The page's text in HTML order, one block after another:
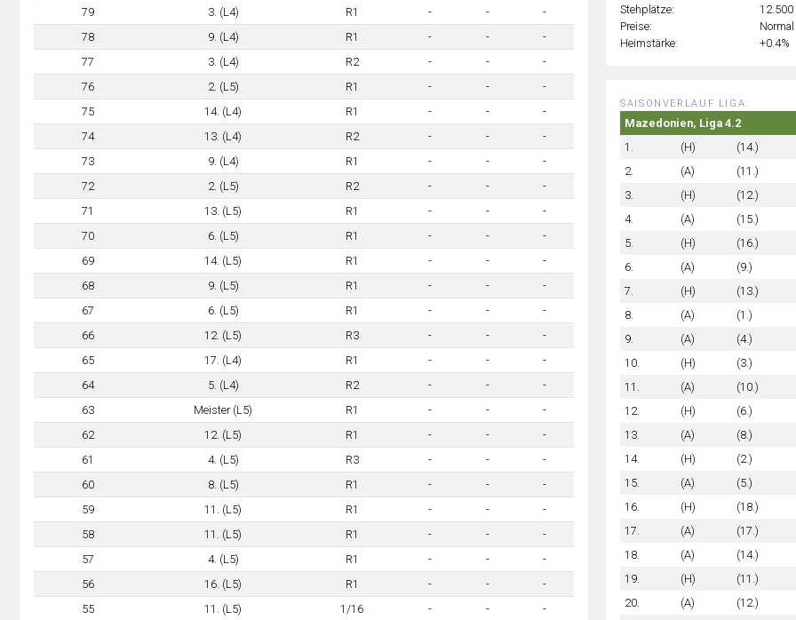
79
3. (L4) R1 - -
-
78
9. (L4) R1 - -
-
77
3. (L4) R2 - -
-
76
2. (L5) R1 - -
-
75
14. (L4) R1 - -
-
74
13. (L4) R2 - -
-
73
9. (L4) R1 - -
-
72
2. (L5) R2 - -
-
71
13. (L5) R1 - -
-
70
6. (L5) R1 - -
-
69
14. (L5) R1 - -
-
68
9. (L5) R1 - -
-
67
6. (L5) R1 - -
-
66
12. (L5) R3 - -
-
65
17. (L4) R1 - -
-
64
5. (L4) R2 - -
-
63
Meister (L5) R1 - -
-
62
12. (L5) R1 - -
-
61
4. (L5) R3 - -
-
60
8. (L5) R1 - -
-
59
11. (L5) R1 - -
-
58
11. (L5) R1 - -
-
57
4. (L5) R1 - -
-
56
16. (L5) R1 - -
-
55
11. (L5) 1/16 - - -
Stehplätze:
12.500
Preise:
Normal
Heimstärke:
+0.4%
SAISONVERLAUF LIGA:
Mazedonien, Liga 4.2
1.
(H) (14.)
2.
(A) (11.)
3.
(H) (12.)
4.
(A) (15.)
5.
(H) (16.)
6.
(A) (9.)
7.
(H) (13.)
8.
(A) (1.)
9.
(A) (4.)
10.
(H) (3.)
11.
(A) (10.)
12.
(H) (6.)
13.
(A) (8.)
14.
(H) (2.)
15.
(A) (5.)
16.
(H) (18.)
17.
(A) (17.)
18.
(A) (14.)
19.
(H) (11.)
20.
(A) (12.)